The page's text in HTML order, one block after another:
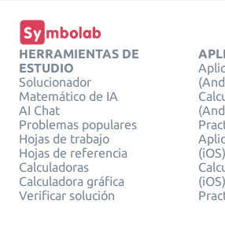
HERRAMIENTAS DE
ESTUDIO
Solucionador
Matemático de IA
AI Chat
Problemas populares
Hojas de trabajo
Hojas de referencia
Calculadoras
Calculadora gráfica
Verificar solución
(iOS)
(iOS)